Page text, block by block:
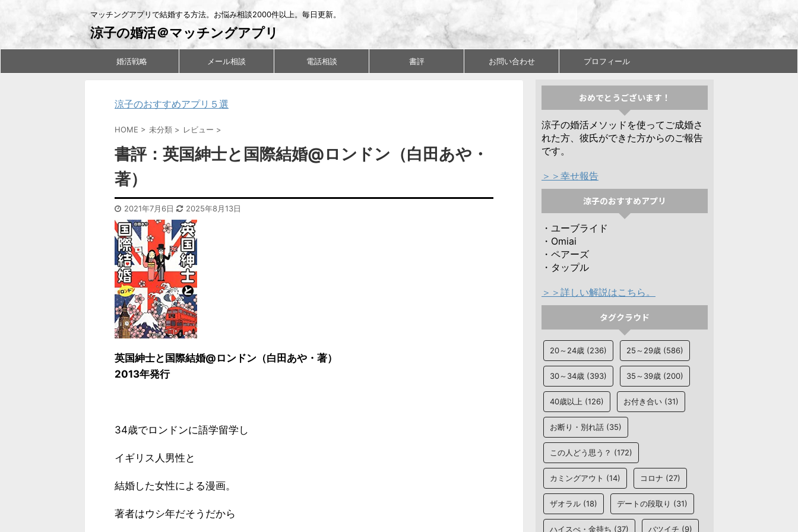
マッチングアプリで結婚する方法。お悩み相談2000件以上。毎日更新。
涼子の婚活＠マッチングアプリ
婚活戦略 メール相談 電話相談 書評 お問い合わせ プロフィール
涼子のおすすめアプリ５選
HOME > 未分類 > レビュー >
書評：英国紳士と国際結婚@ロンドン（白田あや・
著）
2021年7月6日 2025年8月13日
英国紳士と国際結婚@ロンドン（白田あや・著）
2013年発行
34歳でロンドンに語学留学し
イギリス人男性と
結婚した女性による漫画。
著者はウシ年だそうだから
おめでとうございます！
涼子の婚活メソッドを使ってご成婚さ
れた方、彼氏ができた方からのご報告
です。
＞＞幸せ報告
涼子のおすすめアプリ
・ユーブライド
・Omiai
・ペアーズ
・タップル
＞＞詳しい解説はこちら。
タグクラウド
20～24歳 (236) 25～29歳 (586)
30～34歳 (393) 35～39歳 (200)
40歳以上 (126) お付き合い (31)
お断り・別れ話 (35)
この人どう思う？ (172)
カミングアウト (14) コロナ (27)
ザオラル (18) デートの段取り (31)
ハイスぺ・金持ち (37) バツイチ (9)